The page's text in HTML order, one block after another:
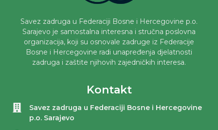
Savez zadruga u Federaciji Bosne i Hercegovine p.o.
Sarajevo je samostalna interesna i stručna poslovna
organizacija, koji su osnovale zadruge iz Federacije
Bosne i Hercegovine radi unapređenja djelatnosti
zadruga i zaštite njihovih zajedničkih interesa.
Kontakt
Savez zadruga u Federaciji Bosne i Hercegovine
p.o. Sarajevo